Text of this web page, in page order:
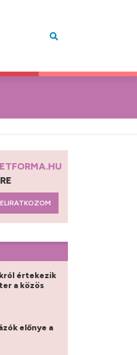
értekezik
a közös
előnye a